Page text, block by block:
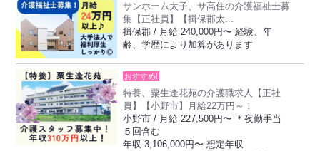
サンホーム太子、サ高住の介護福祉士募
集【正社員】【揖保郡太...
揖保郡 / 月給 240,000円〜 経験、年
齢、学歴により加算があります
おすすめ!
特養、粟生逢花苑の介護職求人【正社
員】【小野市】月給22万円～！
小野市 / 月給 227,500円〜 ＊夜勤手当
５回含む
年収 3,106,000円〜 想定年収